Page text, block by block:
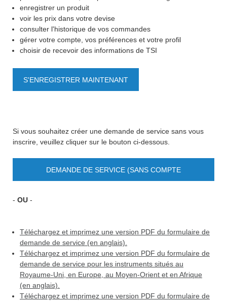
enregistrer un produit
voir les prix dans votre devise
consulter l'historique de vos commandes
gérer votre compte, vos préférences et votre profil
choisir de recevoir des informations de TSI
S'ENREGISTRER MAINTENANT
Si vous souhaitez créer une demande de service sans vous
inscrire, veuillez cliquer sur le bouton ci-dessous.
DEMANDE DE SERVICE (SANS COMPTE
- OU -
Téléchargez et imprimez une version PDF du formulaire de
demande de service (en anglais).
Téléchargez et imprimez une version PDF du formulaire de
demande de service pour les instruments situés au
Royaume-Uni, en Europe, au Moyen-Orient et en Afrique
(en anglais).
Téléchargez et imprimez une version PDF du formulaire de